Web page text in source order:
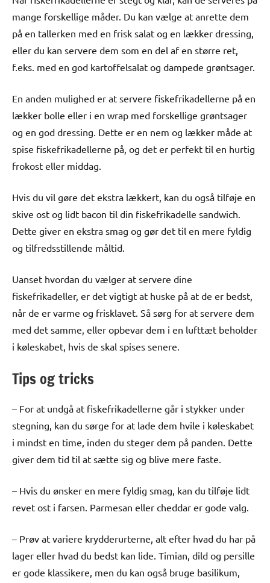
mange forskellige måder. Du kan vælge at anrette dem
på en tallerken med en frisk salat og en lækker dressing,
eller du kan servere dem som en del af en større ret,
f.eks. med en god kartoffelsalat og dampede grøntsager.
En anden mulighed er at servere fiskefrikadellerne på en
lækker bolle eller i en wrap med forskellige grøntsager
og en god dressing. Dette er en nem og lækker måde at
spise fiskefrikadellerne på, og det er perfekt til en hurtig
frokost eller middag.
Hvis du vil gøre det ekstra lækkert, kan du også tilføje en
skive ost og lidt bacon til din fiskefrikadelle sandwich.
Dette giver en ekstra smag og gør det til en mere fyldig
og tilfredsstillende måltid.
Uanset hvordan du vælger at servere dine
fiskefrikadeller, er det vigtigt at huske på at de er bedst,
når de er varme og frisklavet. Så sørg for at servere dem
med det samme, eller opbevar dem i en lufttæt beholder
i køleskabet, hvis de skal spises senere.
Tips og tricks
– For at undgå at fiskefrikadellerne går i stykker under
stegning, kan du sørge for at lade dem hvile i køleskabet
i mindst en time, inden du steger dem på panden. Dette
giver dem tid til at sætte sig og blive mere faste.
– Hvis du ønsker en mere fyldig smag, kan du tilføje lidt
revet ost i farsen. Parmesan eller cheddar er gode valg.
– Prøv at variere krydderurterne, alt efter hvad du har på
lager eller hvad du bedst kan lide. Timian, dild og persille
er gode klassikere, men du kan også bruge basilikum,